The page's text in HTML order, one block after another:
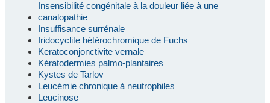
Insensibilité congénitale à la douleur liée à une
canalopathie
Insuffisance surrénale
Iridocyclite hétérochromique de Fuchs
Keratoconjonctivite vernale
Kératodermies palmo-plantaires
Kystes de Tarlov
Leucémie chronique à neutrophiles
Leucinose